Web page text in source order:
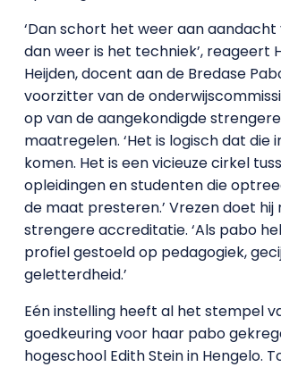
‘Dan schort het weer aan
dan weer is het techniek’, reageert
Heijden, docent aan de Bredase
voorzitter van de
op van de aangekondigde strengere
maatregelen. ‘Het is logisch dat die
komen. Het is een vicieuze cirkel
opleidingen en studenten die
de maat presteren.’ Vrezen doet hij
strengere accreditatie. ‘Als pabo
profiel gestoeld op pedagogiek,
geletterdheid.’
Eén instelling heeft al het stempel
goedkeuring voor haar pabo
hogeschool Edith Stein in Hengelo.